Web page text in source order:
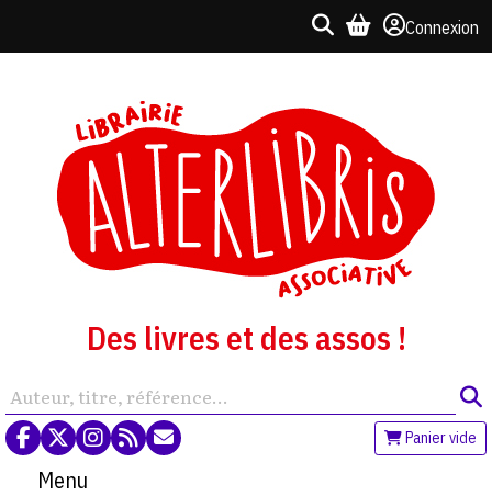
Connexion
Des livres et des assos !
Panier vide
Menu